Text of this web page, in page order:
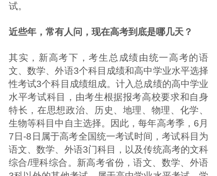
试。
近些年，常有人问，现在高考到底是哪几天？
其实，新高考下，考生总成绩由统一高考的语
文、数学、外语3个科目成绩和高中学业水平选择
性考试3个科目成绩组成。计入总成绩的高中学业
水平考试科目，由考生根据报考高校要求和自身
特长，在思想政治、历史、地理、物理、化学、
生物等科目中自主选择。因此，每年高考季，6月
7日-8日属于高考全国统一考试时间，考试科目为
语文、数学、外语3门科目，以及传统高考的文科
综合/理科综合。新高考省份，语文、数学、外语